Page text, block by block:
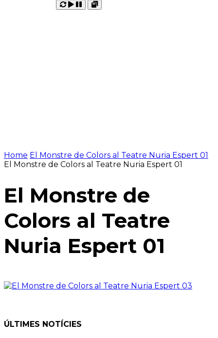
Carregant
Reproduir
Pausar
Open
Home El Monstre de Colors al Teatre Nuria Espert 01
El Monstre de Colors al Teatre Nuria Espert 01
El Monstre de
Colors al Teatre
Nuria Espert 01
ÚLTIMES NOTÍCIES